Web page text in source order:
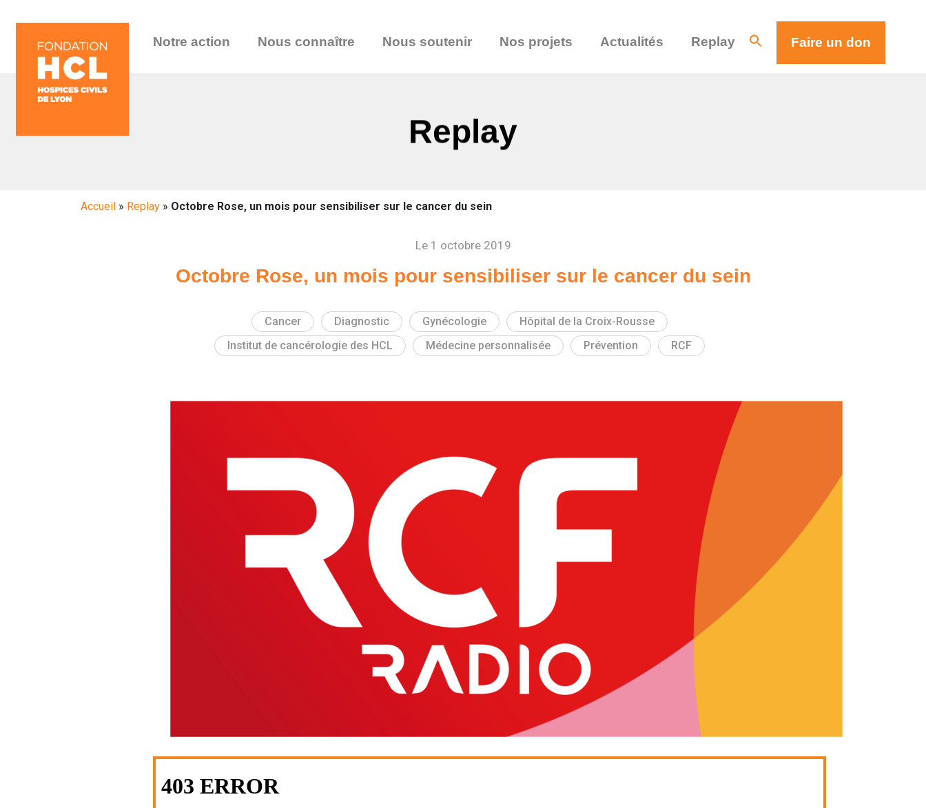
Notre action Nous connaître Nous soutenir Nos projets Actualités Replay Faire un don
Replay
Accueil » Replay » Octobre Rose, un mois pour sensibiliser sur le cancer du sein
Le 1 octobre 2019
Octobre Rose, un mois pour sensibiliser sur le cancer du sein
Cancer Diagnostic Gynécologie
Hôpital de la Croix-Rousse
Institut de cancérologie des HCL
Médecine personnalisée Prévention RCF